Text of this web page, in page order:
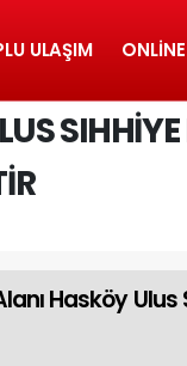
ULAŞIM
Hasköy Ulus